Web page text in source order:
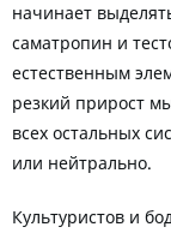
начинает
саматропин и
естественным
резкий прирост
всех остальных
или нейтрально.
Культуристов и